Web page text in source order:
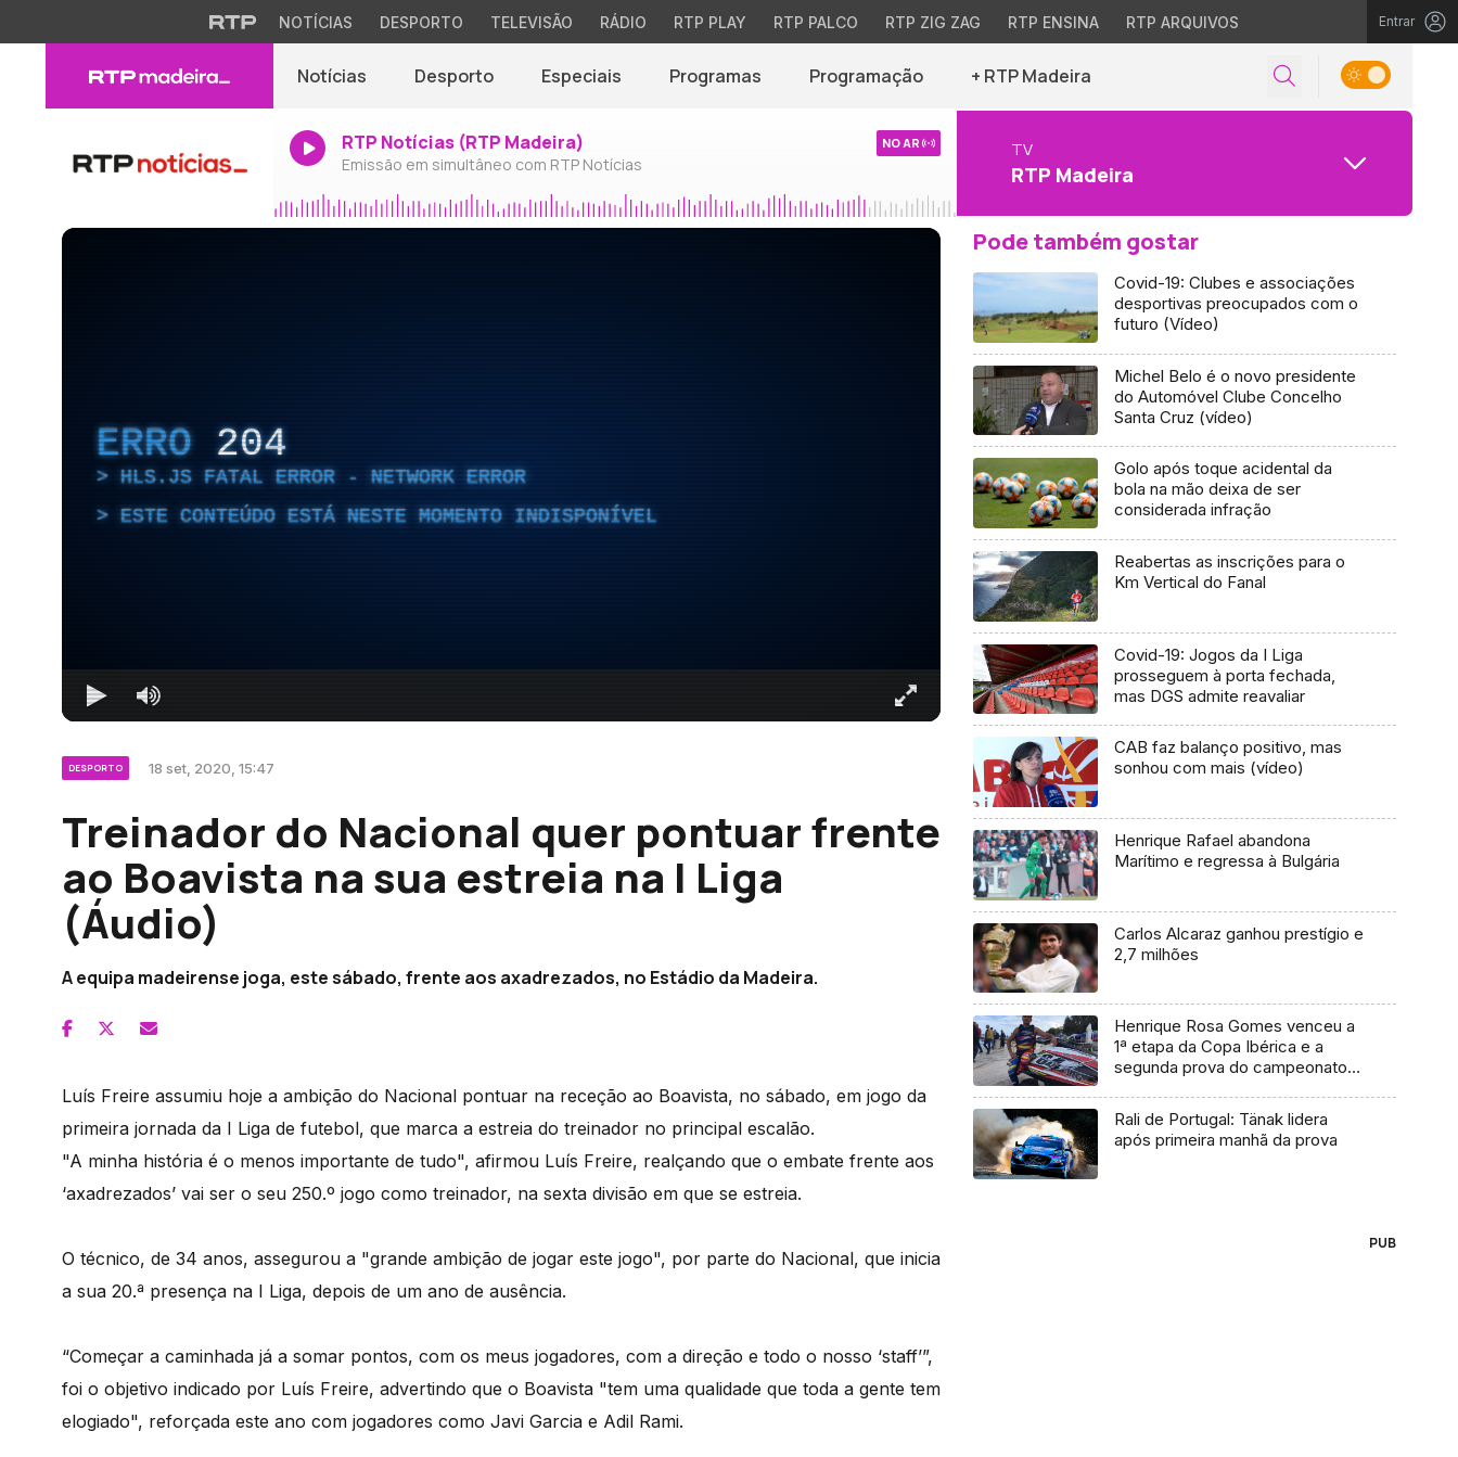
NOTÍCIAS DESPORTO TELEVISÃO RÁDIO RTP PLAY RTP PALCO RTP ZIG ZAG RTP ENSINA RTP ARQUIVOS Entrar
Notícias Desporto Especiais Programas Programação + RTP Madeira
RTP Notícias (RTP Madeira)
Emissão em simultâneo com RTP Notícias
NO AR TV
RTP Madeira
ERRO 204
HLS.JS FATAL ERROR - NETWORK ERROR
ESTE CONTEÚDO ESTÁ NESTE MOMENTO INDISPONÍVEL
DESPORTO 18 set, 2020, 15:47
Treinador do Nacional quer pontuar frente
ao Boavista na sua estreia na I Liga
(Áudio)
A equipa madeirense joga, este sábado, frente aos axadrezados, no Estádio da Madeira.
Luís Freire assumiu hoje a ambição do Nacional pontuar na receção ao Boavista, no sábado, em jogo da
primeira jornada da I Liga de futebol, que marca a estreia do treinador no principal escalão.
"A minha história é o menos importante de tudo", afirmou Luís Freire, realçando que o embate frente aos
‘axadrezados’ vai ser o seu 250.º jogo como treinador, na sexta divisão em que se estreia.
O técnico, de 34 anos, assegurou a "grande ambição de jogar este jogo", por parte do Nacional, que inicia
a sua 20.ª presença na I Liga, depois de um ano de ausência.
“Começar a caminhada já a somar pontos, com os meus jogadores, com a direção e todo o nosso ‘staff’”,
foi o objetivo indicado por Luís Freire, advertindo que o Boavista "tem uma qualidade que toda a gente tem
elogiado", reforçada este ano com jogadores como Javi Garcia e Adil Rami.
Pode também gostar
Covid-19: Clubes e associações
desportivas preocupados com o
futuro (Vídeo)
Michel Belo é o novo presidente
do Automóvel Clube Concelho
Santa Cruz (vídeo)
Golo após toque acidental da
bola na mão deixa de ser
considerada infração
Reabertas as inscrições para o
Km Vertical do Fanal
Covid-19: Jogos da I Liga
prosseguem à porta fechada,
mas DGS admite reavaliar
CAB faz balanço positivo, mas
sonhou com mais (vídeo)
Henrique Rafael abandona
Marítimo e regressa à Bulgária
Carlos Alcaraz ganhou prestígio e
2,7 milhões
Henrique Rosa Gomes venceu a
1ª etapa da Copa Ibérica e a
segunda prova do campeonato
Rali de Portugal: Tänak lidera
após primeira manhã da prova
PUB